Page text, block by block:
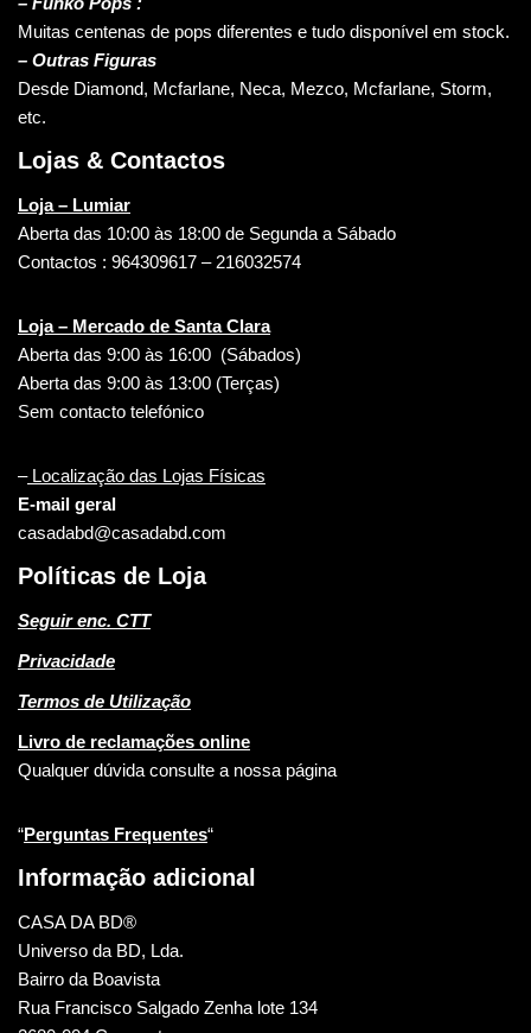
Muitas centenas de pops diferentes e tudo disponível em stock.
– Outras Figuras
Desde Diamond, Mcfarlane, Neca, Mezco, Mcfarlane, Storm,
etc.
Lojas & Contactos
Loja – Lumiar
Aberta das 10:00 às 18:00 de Segunda a Sábado
Contactos : 964309617 – 216032574
Loja – Mercado de Santa Clara
Aberta das 9:00 às 16:00 (Sábados)
Aberta das 9:00 às 13:00 (Terças)
Sem contacto telefónico
–Localização das Lojas Físicas
E-mail geral
casadabd@casadabd.com
Políticas de Loja
Seguir enc. CTT
Privacidade
Termos de Utilização
Livro de reclamações online
Qualquer dúvida consulte a nossa página
“Perguntas Frequentes“
Informação adicional
CASA DA BD®
Universo da BD, Lda.
Bairro da Boavista
Rua Francisco Salgado Zenha lote 134